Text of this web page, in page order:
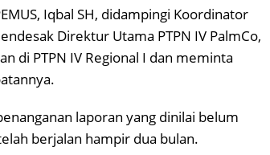
Iqbal SH, didampingi Koordinator
Direktur Utama PTPN IV PalmCo,
di PTPN IV Regional I dan meminta
laporan yang dinilai belum
berjalan hampir dua bulan.